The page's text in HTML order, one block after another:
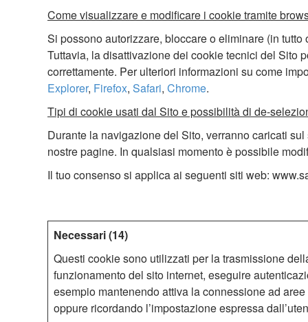
Come visualizzare e modificare i cookie tramite
Si possono autorizzare, bloccare o eliminare (in
Tuttavia, la disattivazione dei cookie tecnici del Sito
correttamente. Per ulteriori informazioni su come
Explorer, Firefox, Safari, Chrome.
Tipi di cookie usati dal Sito e possibilità di de-
Durante la navigazione del Sito, verranno caricati
nostre pagine. In qualsiasi momento è possibile
Il tuo consenso si applica ai seguenti siti web:
Necessari (14)
Questi cookie sono utilizzati per la trasmissione
funzionamento del sito internet, eseguire
esempio mantenendo attiva la connessione ad
oppure ricordando l’impostazione espressa